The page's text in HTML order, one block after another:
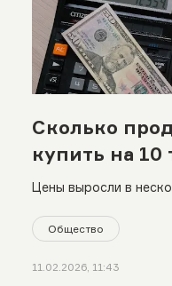
Сколько
купить на 10
Цены выросли в
Общество
11.02.2026, 11:43